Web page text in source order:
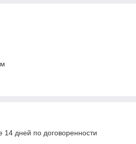
14 дней по договоренности